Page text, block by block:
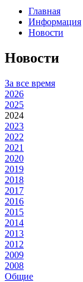
Главная
Информация
Новости
Новости
За все время
2026
2025
2024
2023
2022
2021
2020
2019
2018
2017
2016
2015
2014
2013
2012
2009
2008
Общие